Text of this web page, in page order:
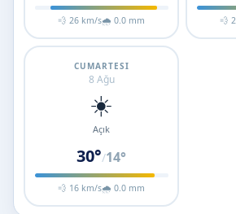
💨 26 km/s🌧 0.0 mm 💨
CUMARTESI
8 Ağu
☀️
Açık
30°/14°
💨 16 km/s🌧 0.0 mm